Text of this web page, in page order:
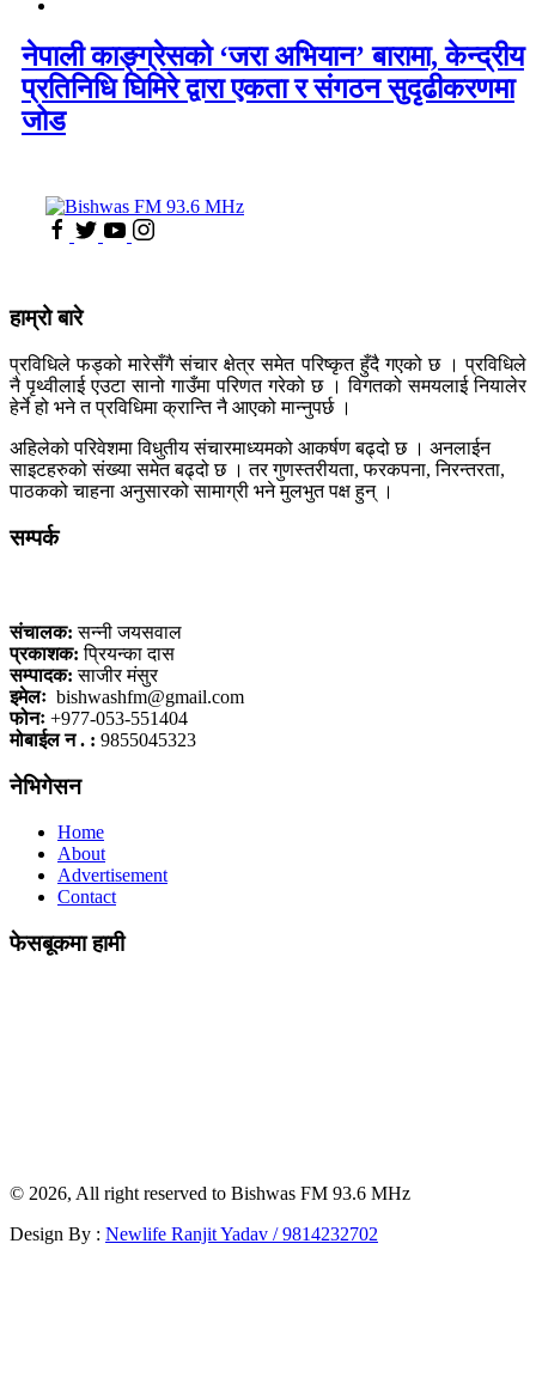
नेपाली काङ्ग्रेसको ‘जरा अभियान’ बारामा, केन्द्रीय
प्रतिनिधि घिमिरे द्वारा एकता र संगठन सुदृढीकरणमा
जोड
हाम्रो बारे
प्रविधिले फड्को मारेसँगै संचार क्षेत्र समेत परिष्कृत हुँदै गएको छ । प्रविधिले
नै पृथ्वीलाई एउटा सानो गाउँमा परिणत गरेको छ । विगतको समयलाई नियालेर
हेर्ने हो भने त प्रविधिमा क्रान्ति नै आएको मान्नुपर्छ ।
अहिलेको परिवेशमा विधुतीय संचारमाध्यमको आकर्षण बढ्दो छ । अनलाईन
साइटहरुको संख्या समेत बढ्दो छ । तर गुणस्तरीयता, फरकपना, निरन्तरता,
पाठकको चाहना अनुसारको सामाग्री भने मुलभुत पक्ष हुन् ।
सम्पर्क
संचालक: सन्नी जयसवाल
प्रकाशक: प्रियन्का दास
सम्पादक: साजीर मंसुर
इमेलः bishwashfm@gmail.com
फोनः +977-053-551404
मोबाईल न . : 9855045323
नेभिगेसन
Home
About
Advertisement
Contact
फेसबूकमा हामी
© 2026, All right reserved to Bishwas FM 93.6 MHz
Design By : Newlife Ranjit Yadav /9814232702